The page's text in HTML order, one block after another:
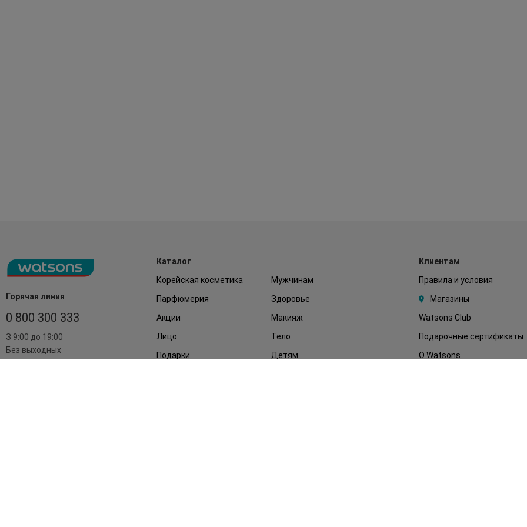
Горячая линия
0 800 300 333
З 9:00 до 19:00
Без выходных
Каталог
Корейская косметика
Мужчинам
Парфюмерия
Здоровье
Акции
Макияж
Лицо
Тело
Подарки
Детям
Клиентам
Правила и условия
Магазины
Watsons Club
Подарочные сертификаты
О Watsons